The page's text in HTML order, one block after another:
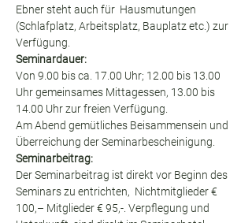
Ebner steht auch für  Hausmutungen
(Schlafplatz, Arbeitsplatz, Bauplatz etc.) zur
Verfügung.
Seminardauer:
Von 9.00 bis ca. 17.00 Uhr; 12.00 bis 13.00
Uhr gemeinsames Mittagessen, 13.00 bis
14.00 Uhr zur freien Verfügung.
Am Abend gemütliches Beisammensein und
Überreichung der Seminarbescheinigung.
Seminarbeitrag:
Der Seminarbeitrag ist direkt vor Beginn des
Seminars zu entrichten,  Nichtmitglieder €
100,– Mitglieder € 95,-. Verpflegung und